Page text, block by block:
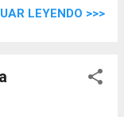
LEYENDO >>>